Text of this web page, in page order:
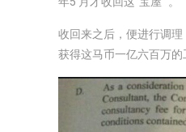
收回来之后，便进行调
获得这马币一亿六百万